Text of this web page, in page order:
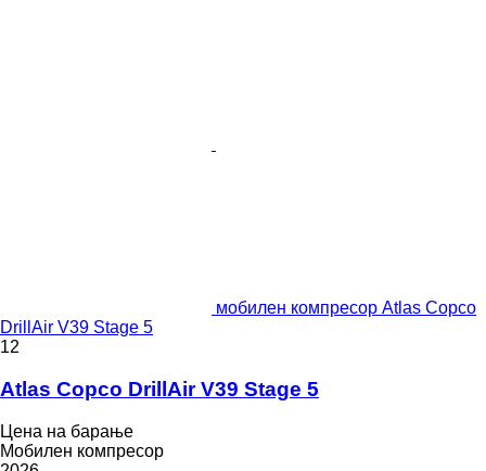
мобилен компресор Atlas Copco
DrillAir V39 Stage 5
12
Atlas Copco DrillAir V39 Stage 5
Цена на барање
Мобилен компресор